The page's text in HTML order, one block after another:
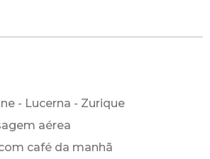
- Lucerna - Zurique
aérea
café da manhã